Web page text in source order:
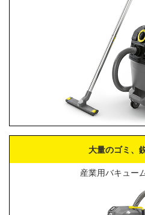
大量のゴミ、
産業用バキュー